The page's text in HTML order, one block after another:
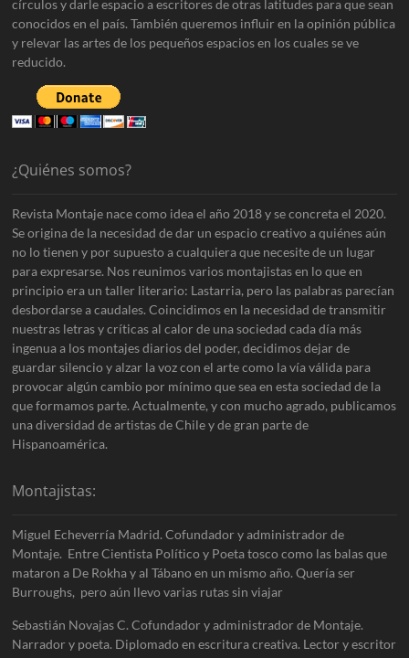
círculos y darle espacio a escritores de otras latitudes para que sean
conocidos en el país. También queremos influir en la opinión pública
y relevar las artes de los pequeños espacios en los cuales se ve
reducido.
¿Quiénes somos?
Revista Montaje nace como idea el año 2018 y se concreta el 2020.
Se origina de la necesidad de dar un espacio creativo a quiénes aún
no lo tienen y por supuesto a cualquiera que necesite de un lugar
para expresarse. Nos reunimos varios montajistas en lo que en
principio era un taller literario: Lastarria, pero las palabras parecían
desbordarse a caudales. Coincidimos en la necesidad de transmitir
nuestras letras y críticas al calor de una sociedad cada día más
ingenua a los montajes diarios del poder, decidimos dejar de
guardar silencio y alzar la voz con el arte como la vía válida para
provocar algún cambio por mínimo que sea en esta sociedad de la
que formamos parte. Actualmente, y con mucho agrado, publicamos
una diversidad de artistas de Chile y de gran parte de
Hispanoamérica.
Montajistas:
Miguel Echeverría Madrid. Cofundador y administrador de
Montaje. Entre Cientista Político y Poeta tosco como las balas que
mataron a De Rokha y al Tábano en un mismo año. Quería ser
Burroughs, pero aún llevo varias rutas sin viajar
Sebastián Novajas C. Cofundador y administrador de Montaje.
Narrador y poeta. Diplomado en escritura creativa. Lector y escritor